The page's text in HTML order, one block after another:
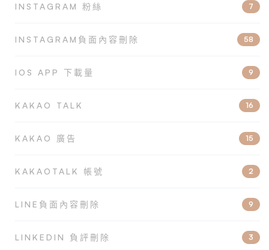
INSTAGRAM 粉絲 7
INSTAGRAM負面內容刪除 58
IOS APP 下載量 9
KAKAO TALK 16
KAKAO 廣告 15
KAKAOTALK 帳號 2
LINE負面內容刪除 9
LINKEDIN 負評刪除 3